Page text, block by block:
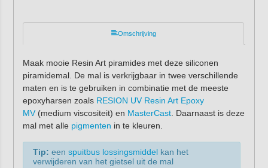
Omschrijving
Maak mooie Resin Art piramides met deze siliconen
piramidemal. De mal is verkrijgbaar in twee verschillende
maten en is te gebruiken in combinatie met de meeste
epoxyharsen zoals RESION UV Resin Art Epoxy
MV(medium viscositeit) en MasterCast. Daarnaast is deze
mal met alle pigmenten in te kleuren.
Tip: een spuitbus lossingsmiddelkan het
verwijderen van het gietsel uit de mal